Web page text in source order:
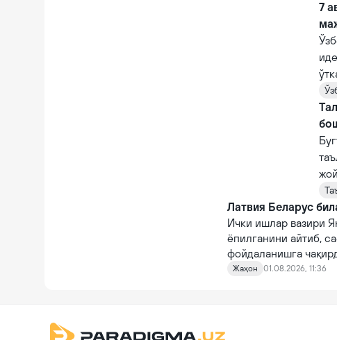
7
Латвия Беларус
Ички ишлар вазири
ёпилганини айтиб,
фойдаланишга
Жаҳон 01.08.2026, 11:36